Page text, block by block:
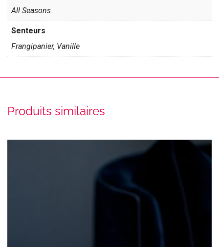
All Seasons
Senteurs
Frangipanier, Vanille
Produits similaires